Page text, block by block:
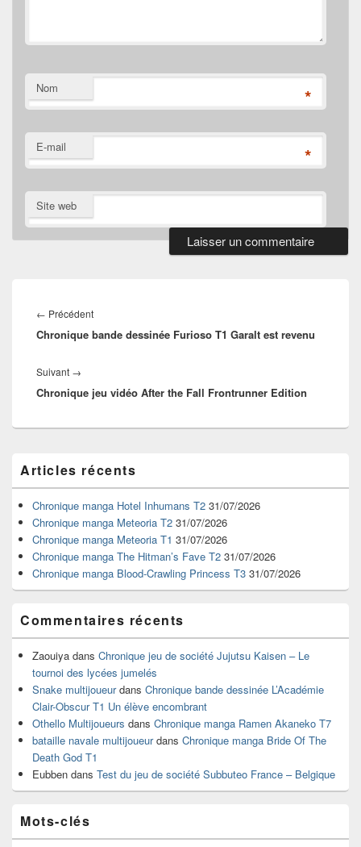
Nom *
E-mail *
Site web
de
l’article
← PrécédentArticle
précédent :
Chronique bande dessinée Furioso T1 Garalt est revenu
Suivant →
suivant :
Chronique jeu vidéo After the Fall Frontrunner Edition
principale
de
widget
pour
barre
latérale
Articles récents
Chronique manga Hotel Inhumans T2 31/07/2026
Chronique manga Meteoria T2 31/07/2026
Chronique manga Meteoria T1 31/07/2026
Chronique manga The Hitman’s Fave T2 31/07/2026
Chronique manga Blood-Crawling Princess T3 31/07/2026
Commentaires récents
Zaouiya dans Chronique jeu de société Jujutsu Kaisen – Le
tournoi des lycées jumelés
Snake multijoueurdans Chronique bande dessinée L’Académie
Clair-Obscur T1 Un élève encombrant
Othello Multijoueurs dans Chronique manga Ramen Akaneko T7
bataille navale multijoueurdans Chronique manga Bride Of The
Death God T1
Eubben dans Test du jeu de société Subbuteo France – Belgique
Mots-clés